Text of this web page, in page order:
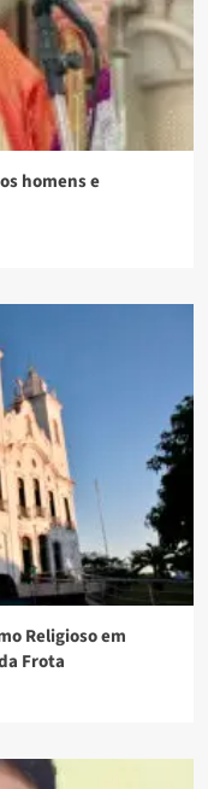
homens e
Religioso em
Frota